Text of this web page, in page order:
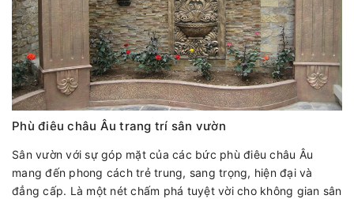
Phù điêu châu Âu trang trí sân vườn
Sân vườn với sự góp mặt của các bức phù điêu châu Âu
mang đến phong cách trẻ trung, sang trọng, hiện đại và
đẳng cấp. Là một nét chấm phá tuyệt vời cho không gian sân